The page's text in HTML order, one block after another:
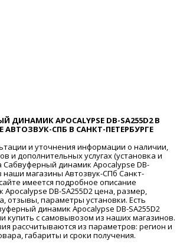
APOCALYPSE DB-SA255D2 В
АВТОЗВУК-СПБ В САНКТ-ПЕТЕРБУРГЕ
и уточнения информации о наличии,
и дополнительных услугах (установка и
Сабвуферный динамик Apocalypse DB-
наши магазины Автозвук-СПб Санкт-
имеется подробное описание
DB-SA255D2 цена, размер,
отзывы, параметры установки. Есть
динамик Apocalypse DB-SA255D2
купить с самовывозом из наших магазинов.
рассчитываются из параметров: регион и
габариты и сроки получения.